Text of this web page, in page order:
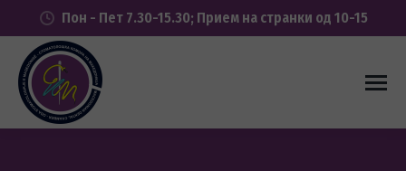
Пон - Пет 7.30-15.30; Прием на странки од 10-15